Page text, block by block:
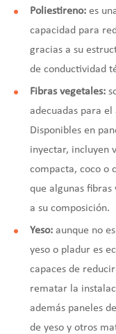
Poliestireno: es
capacidad para
gracias a su
de conductividad
Fibras vegetales:
adecuadas para
Disponibles en
inyectar, incluyen
compacta, coco o
que algunas fibras
a su composición.
Yeso: aunque no
yeso o pladur es
capaces de
rematar la
además paneles
de yeso y otros